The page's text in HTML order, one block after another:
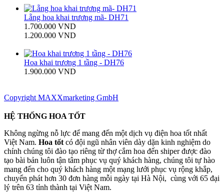
Lẵng hoa khai trương mã- DH71
1.700.000 VND
1.200.000 VND
Hoa khai trương 1 tầng - DH76
1.900.000 VND
Copyright MAXXmarketing GmbH
HỆ THỐNG HOA TỐT
Không ngừng nỗ lực để mang đến một dịch vụ điện hoa tốt nhất
Việt Nam. Hoa tốt có đội ngũ nhân viên dày dặn kinh nghiệm do
chính chúng tôi đào tạo riêng từ thợ cắm hoa đến shiper được đào
tạo bài bản luôn tận tâm phục vụ quý khách hàng, chúng tôi tự hào
mang đến cho quý khách hàng một mạng lưới phục vụ rộng khắp,
chuyển phát hơn 30 đơn hàng mỗi ngày tại Hà Nội, cùng với 65 đại
lý trên 63 tỉnh thành tại Việt Nam.